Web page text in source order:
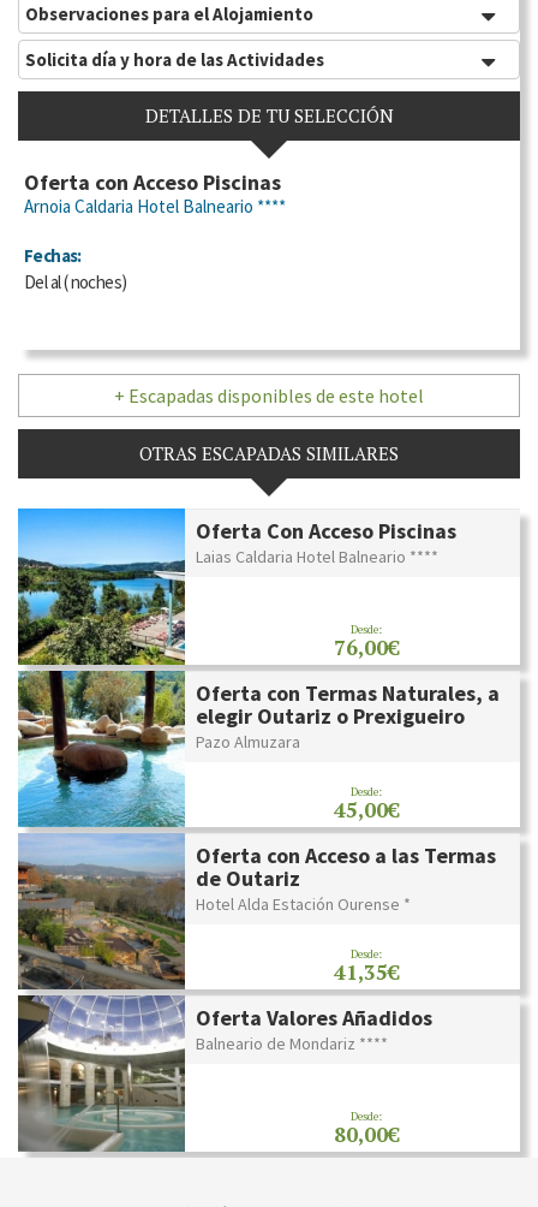
Observaciones para el Alojamiento
Solicita día y hora de las Actividades
DETALLES DE TU SELECCIÓN
Oferta con Acceso Piscinas
Arnoia Caldaria Hotel Balneario ****
Fechas:
Delal(noches)
+ Escapadas disponibles de este hotel
OTRAS ESCAPADAS SIMILARES
Oferta Con Acceso Piscinas
Laias Caldaria Hotel Balneario ****
Desde:
76,00€
Oferta con Termas Naturales, a
elegir Outariz o Prexigueiro
Pazo Almuzara
Desde:
45,00€
Oferta con Acceso a las Termas
de Outariz
Hotel Alda Estación Ourense *
Desde:
41,35€
Oferta Valores Añadidos
Balneario de Mondariz ****
Desde:
80,00€